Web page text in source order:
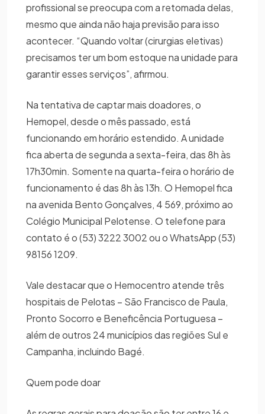
profissional se preocupa com a retomada delas,
mesmo que ainda não haja previsão para isso
acontecer. “Quando voltar (cirurgias eletivas)
precisamos ter um bom estoque na unidade para
garantir esses serviços”, afirmou.
Na tentativa de captar mais doadores, o
Hemopel, desde o mês passado, está
funcionando em horário estendido. A unidade
fica aberta de segunda a sexta-feira, das 8h às
17h30min. Somente na quarta-feira o horário de
funcionamento é das 8h às 13h. O Hemopel fica
na avenida Bento Gonçalves, 4 569, próximo ao
Colégio Municipal Pelotense. O telefone para
contato é o (53) 3222 3002 ou o WhatsApp (53)
98156 1209.
Vale destacar que o Hemocentro atende três
hospitais de Pelotas – São Francisco de Paula,
Pronto Socorro e Beneficência Portuguesa –
além de outros 24 municípios das regiões Sul e
Campanha, incluindo Bagé.
Quem pode doar